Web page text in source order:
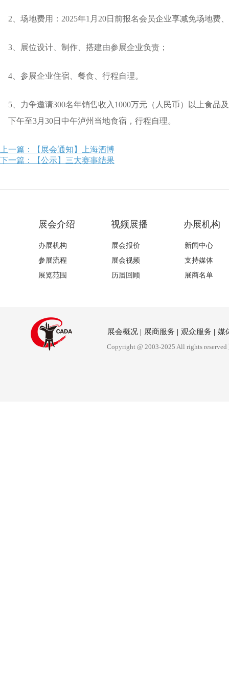
2、场地费用：2025年1月20日前报名会员企业享减免场地费
3、展位设计、制作、搭建由参展企业负责；
4、参展企业住宿、餐食、行程自理。
5、力争邀请300名年销售收入1000万元（人民币）以上食品
下午至3月30日中午泸州当地食宿，行程自理。
上一篇：【展会通知】上海酒博
下一篇：【公示】三大赛事结果
展会介绍 视频展播 办展机构
办展机构 展会报价
新闻中心
参展流程
展会视频
支持媒体
展览范围
历届回顾 展商名单
展会概况 | 展商服务 | 观众服务 | 媒
Copyright @ 2003-2025 All rights reserved